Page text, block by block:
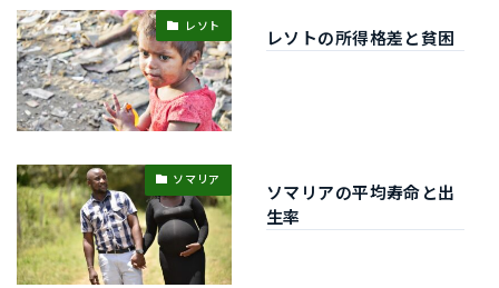
レソト
レソトの所得格差と貧困
ソマリア
ソマリアの平均寿命と出
生率